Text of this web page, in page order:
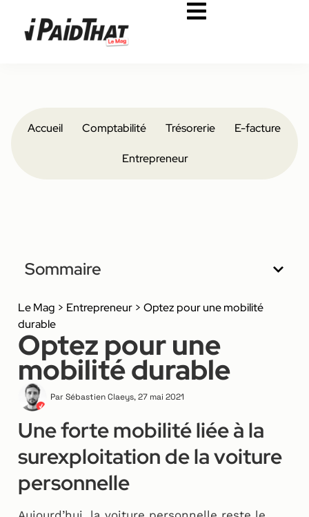
Accueil Comptabilité Trésorerie E-facture
Entrepreneur
Sommaire
Le Mag > Entrepreneur > Optez pour une mobilité
durable
Optez pour une
mobilité durable
Par Sébastien Claeys,27 mai 2021
Une forte mobilité liée à la
surexploitation de la voiture
personnelle